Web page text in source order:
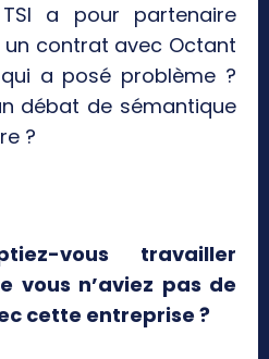
a pour partenaire
un contrat avec Octant
a posé problème ?
débat de sémantique
?
vous travailler
vous n’aviez pas de
cette entreprise ?